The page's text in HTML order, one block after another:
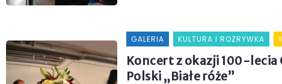
GALERIA KULTURA I ROZRYWKA
Koncert z okazji 100-lecia
Polski „Białe róże”